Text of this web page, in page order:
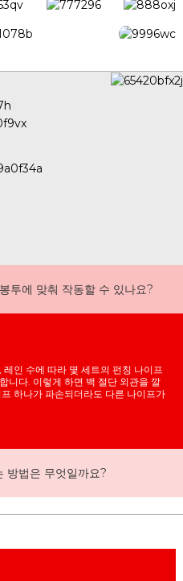
투에 맞춰 작동할 수 있나요?
인 수에 따라 몇 세트의 펀칭 나이프
니다. 이렇게 하면 백 절단 외관을 깔
하나가 파손되더라도 다른 나이프가
방법은 무엇일까요?